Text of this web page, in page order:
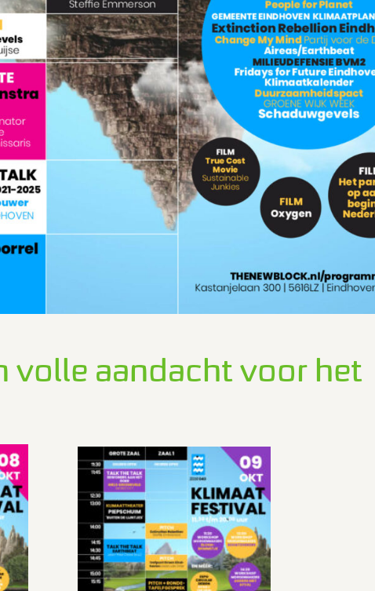
volle aandacht voor het